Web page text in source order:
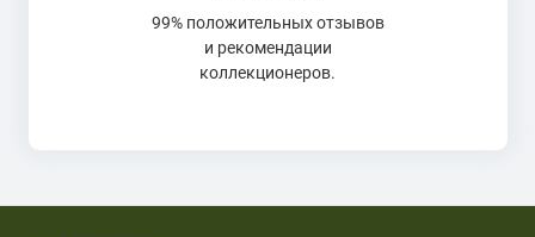
99% положительных отзывов
и рекомендации
коллекционеров.